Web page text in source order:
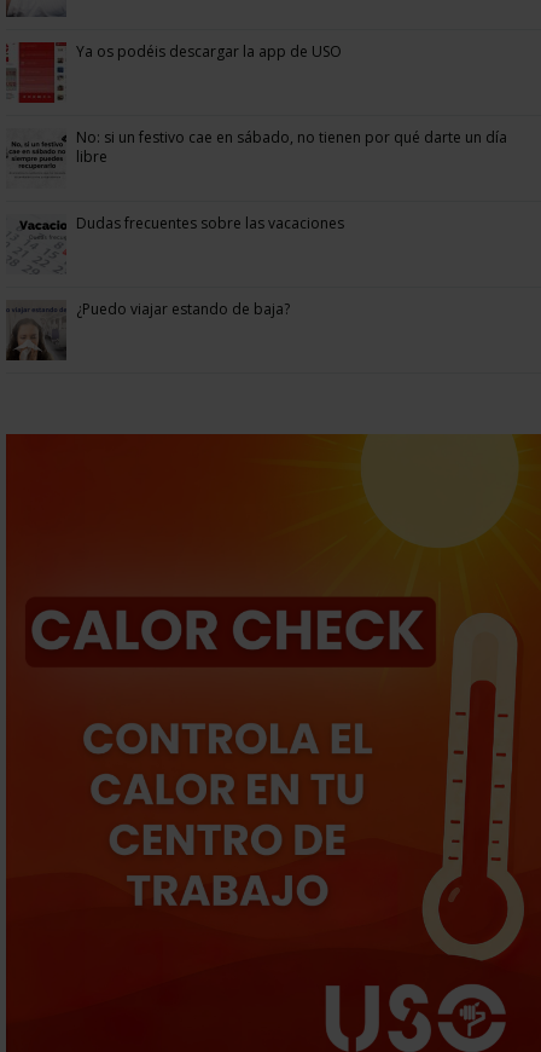
Ya os podéis descargar la app de USO
No: si un festivo cae en sábado, no tienen por qué darte un día
libre
Dudas frecuentes sobre las vacaciones
¿Puedo viajar estando de baja?